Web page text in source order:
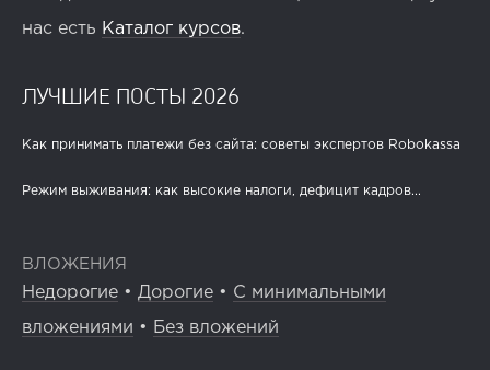
нас есть Каталог курсов.
ЛУЧШИЕ ПОСТЫ 2026
Как принимать платежи без сайта: советы экспертов Robokassa
Режим выживания: как высокие налоги, дефицит кадров...
ВЛОЖЕНИЯ
Недорогие • Дорогие • С минимальными
вложениями • Без вложений